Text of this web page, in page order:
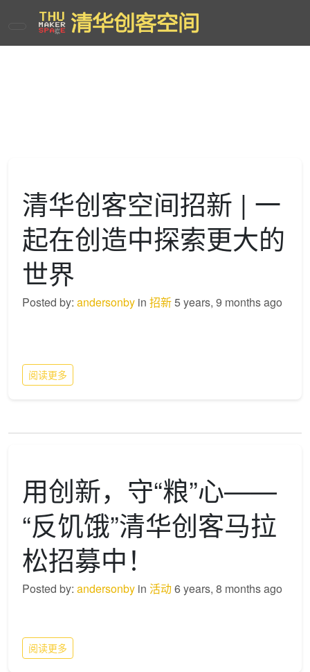
清华创客空间招新 | 一
起在创造中探索更大的
世界
Posted by: andersonby in 招新5 years, 9 months ago
阅读更多
用创新，守“粮”心——
“反饥饿”清华创客马拉
松招募中！
Posted by: andersonby in 活动6 years, 8 months ago
阅读更多